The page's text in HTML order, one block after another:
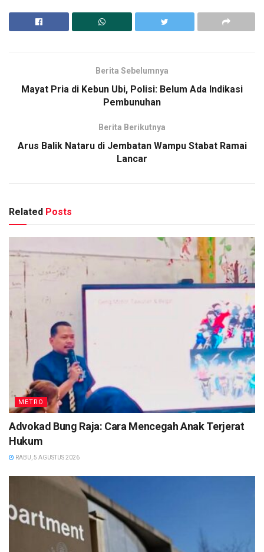
Berita Sebelumnya
Mayat Pria di Kebun Ubi, Polisi: Belum Ada Indikasi
Pembunuhan
Berita Berikutnya
Arus Balik Nataru di Jembatan Wampu Stabat Ramai
Lancar
Related Posts
METRO
Advokad Bung Raja: Cara Mencegah Anak Terjerat
Hukum
RABU, 5 AGUSTUS 2026